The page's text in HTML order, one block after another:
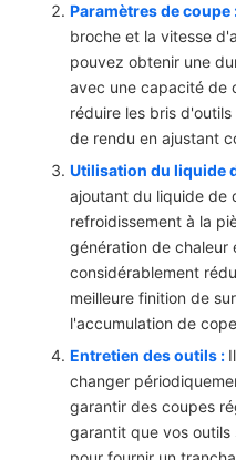
Paramètres de coupe
broche et la vitesse
pouvez obtenir une
avec une capacité de
réduire les bris
de rendu en ajustant
Utilisation du liquide
ajoutant du liquide de
refroidissement à la
génération de chaleur
considérablement
meilleure finition de
l'accumulation de
Entretien des outils :
changer
garantir des coupes
garantit que vos